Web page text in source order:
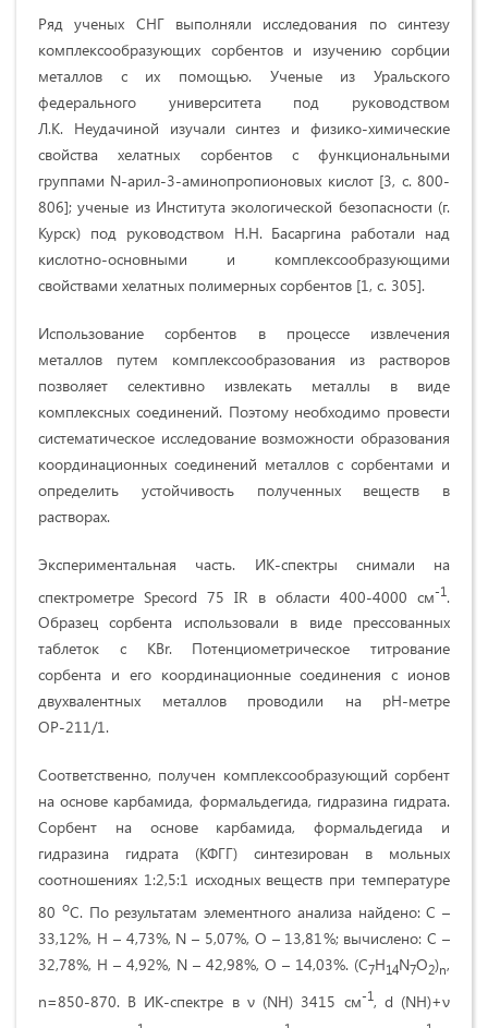
Ряд ученых СНГ выполняли исследования по синтезу
комплексообразующих сорбентов и изучению сорбции
металлов с их помощью. Ученые из Уральского
федерального университета под руководством
Л.К. Неудачиной изучали синтез и физико-химические
свойства хелатных сорбентов с функциональными
группами N-арил-3-аминопро­пионовых кислот [3, с. 800-
806]; ученые из Института экологической безопасности (г.
Курск) под руководством Н.Н. Басаргина работали над
кислотно-основными и комплексообразующими
свойствами хелатных полимерных сорбентов [1, с. 305].
Использование сорбентов в процессе извлечения
металлов путем комплексообразования из растворов
позволяет селективно извлекать металлы в виде
комплексных соединений. Поэтому необходимо провести
систематическое исследование возмож­ности образования
координационных соединений металлов с сорбентами и
определить устойчивость полученных веществ в
растворах.
Экспериментальная часть. ИК-спектры снимали на
спектрометре Specord 75 IR в области 400-4000 см-1.
Образец сорбента использовали в виде прессованных
таблеток с KBr. Потенциометрическое титрование
сорбента и его координационные соединения с ионов
двухвалентных металлов проводили на рН-метре
ОР-211/1.
Соответственно, получен комплексообразующий сорбент
на основе карбамида, формальдегида, гидразина гидрата.
Сорбент на основе карбамида, формальдегида и
гидразина гидрата (КФГГ) синтезирован в мольных
соотношениях 1:2,5:1 исходных веществ при температуре
80 оС. По результатам элементного анализа найдено: C –
33,12%, H – 4,73%, N – 5,07%, O – 13,81%; вычислено: C –
32,78%, H – 4,92%, N – 42,98%, O – 14,03%. (C7H14N7O2)n,
n=850-870. В ИК-спектре в ν (NH) 3415 см-1, d (NH)+ν